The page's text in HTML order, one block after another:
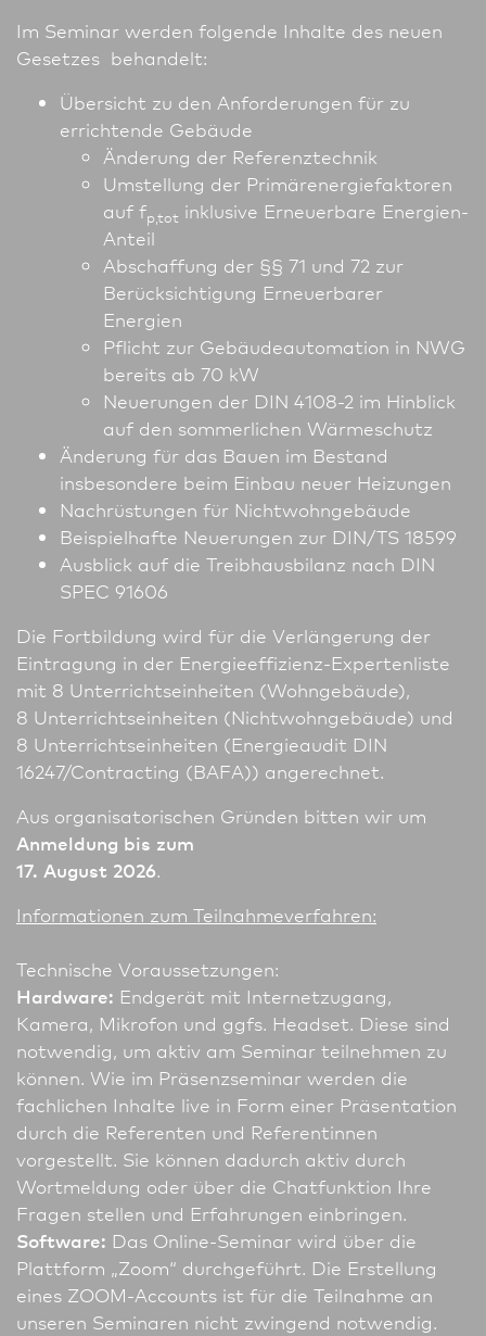
Im Seminar werden folgende Inhalte des neuen
Gesetzes behandelt:
Übersicht zu den Anforderungen für zu
errichtende Gebäude
Änderung der Referenztechnik
Umstellung der Primärenergiefaktoren
auf fp,tot inklusive Erneuerbare Energien-
Anteil
Abschaffung der §§ 71 und 72 zur
Berücksichtigung Erneuerbarer
Energien
Pflicht zur Gebäudeautomation in NWG
bereits ab 70 kW
Neuerungen der DIN 4108-2 im Hinblick
auf den sommerlichen Wärmeschutz
Änderung für das Bauen im Bestand
insbesondere beim Einbau neuer Heizungen
Nachrüstungen für Nichtwohngebäude
Beispielhafte Neuerungen zur DIN/TS 18599
Ausblick auf die Treibhausbilanz nach DIN
SPEC 91606
Die Fortbildung wird für die Verlängerung der
Eintragung in der Energieeffizienz-Expertenliste
mit 8 Unter­richts­einheiten (Wohngebäude),
8 Unter­richts­einheiten (Nichtwohngebäude) und
8 Unter­richts­einheiten (Energieaudit DIN
16247/Contracting (BAFA)) angerechnet.
Aus organisatorischen Gründen bitten wir um
Anmeldung bis zum
17. August 2026.
In­for­ma­tio­nen zum Teilnahmeverfahren:
Technische Voraussetzungen:
Hardware: Endgerät mit Internetzugang,
Kamera, Mikrofon und ggfs. Headset. Diese sind
notwendig, um aktiv am Seminar teil­nehmen zu
können. Wie im Präsenzseminar werden die
fachlichen Inhalte live in Form einer Präsentation
durch die Referenten und Referentinnen
vorgestellt. Sie können dadurch aktiv durch
Wortmeldung oder über die Chatfunktion Ihre
Fragen stellen und Erfahrungen einbringen.
Software: Das Online-Seminar wird über die
Plattform „Zoom“ durchgeführt. Die Erstellung
eines ZOOM-Accounts ist für die Teilnahme an
unseren Seminaren nicht zwingend notwendig.